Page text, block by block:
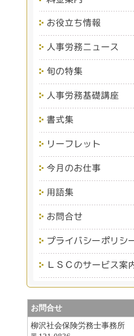
お問合せ
柳沢社会保険労務士事務所